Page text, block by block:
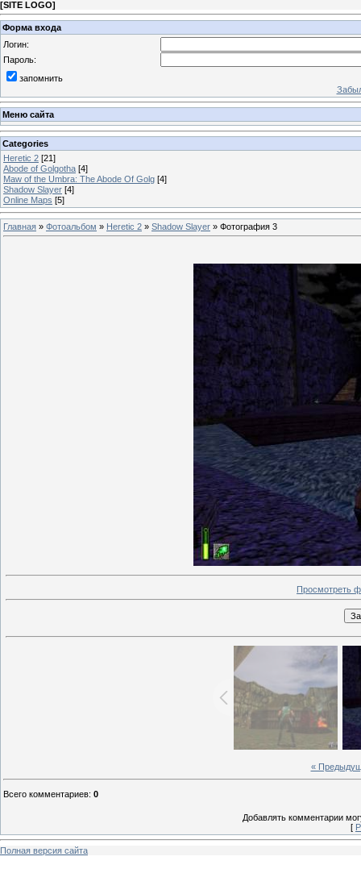
[SITE LOGO]
Форма входа
Логин:
Пароль:
запомнить
Меню сайта
Categories
Heretic 2 [21]
Abode of Golgotha [4]
Maw of the Umbra: The Abode Of Golg [4]
Shadow Slayer [4]
Online Maps [5]
Главная » Фотоальбом » Heretic 2 » Shadow Slayer » Фотография 3
Просмотреть
«
Всего комментариев: 0
Добавлять комментарии
[
Полная версия сайта